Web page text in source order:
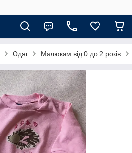
Одяг Малюкам від 0 до 2 років